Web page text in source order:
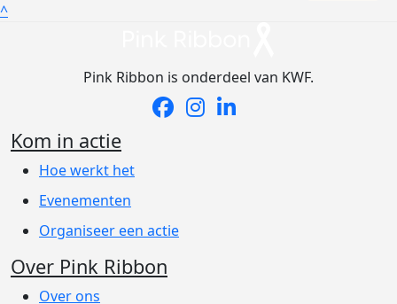
^
Pink Ribbon is onderdeel van KWF.
Kom in actie
Hoe werkt het
Evenementen
Organiseer een actie
Over Pink Ribbon
Over ons